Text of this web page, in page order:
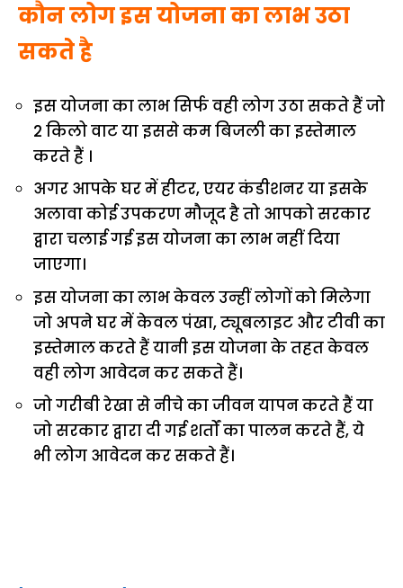
कौन लोग इस योजना का लाभ उठा
सकते है
इस योजना का लाभ सिर्फ वही लोग उठा सकते हैं जो
2 किलो वाट या इससे कम बिजली का इस्तेमाल
करते हैं ।
अगर आपके घर में हीटर, एयर कंडीशनर या इसके
अलावा कोई उपकरण मौजूद है तो आपको सरकार
द्वारा चलाई गई इस योजना का लाभ नहीं दिया
जाएगा।
इस योजना का लाभ केवल उन्हीं लोगों को मिलेगा
जो अपने घर में केवल पंखा, ट्यूबलाइट और टीवी का
इस्तेमाल करते हैं यानी इस योजना के तहत केवल
वही लोग आवेदन कर सकते हैं।
जो गरीबी रेखा से नीचे का जीवन यापन करते हैं या
जो सरकार द्वारा दी गई शर्तों का पालन करते हैं, ये
भी लोग आवेदन कर सकते हैं।